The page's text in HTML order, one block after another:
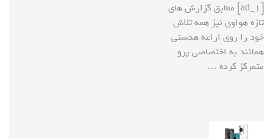
[ad_1] مطابق گزارش های
تازه هواوی نیز همه تلاش
خود را روی اراعه هدستی
همانند به اختصاصی پرو
متمرکز کرده …